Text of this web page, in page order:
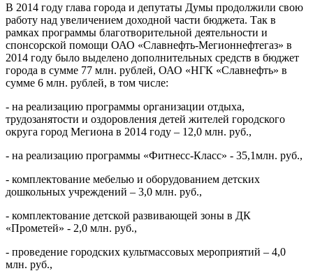
В 2014 году глава города и депутаты Думы продолжили свою
работу над увеличением доходной части бюджета. Так в
рамках программы благотворительной деятельности и
спонсорской помощи ОАО «Славнефть-Мегионнефтегаз» в
2014 году было выделено дополнительных средств в бюджет
города в сумме 77 млн. рублей, ОАО «НГК «Славнефть» в
сумме 6 млн. рублей, в том числе:
- на реализацию программы организации отдыха,
трудозанятости и оздоровления детей жителей городского
округа город Мегиона в 2014 году – 12,0 млн. руб.,
- на реализацию программы «Фитнесс-Класс» - 35,1млн. руб.,
- комплектование мебелью и оборудованием детских
дошкольных учреждений – 3,0 млн. руб.,
- комплектование детской развивающей зоны в ДК
«Прометей» - 2,0 млн. руб.,
- проведение городских культмассовых мероприятий – 4,0
млн. руб.,